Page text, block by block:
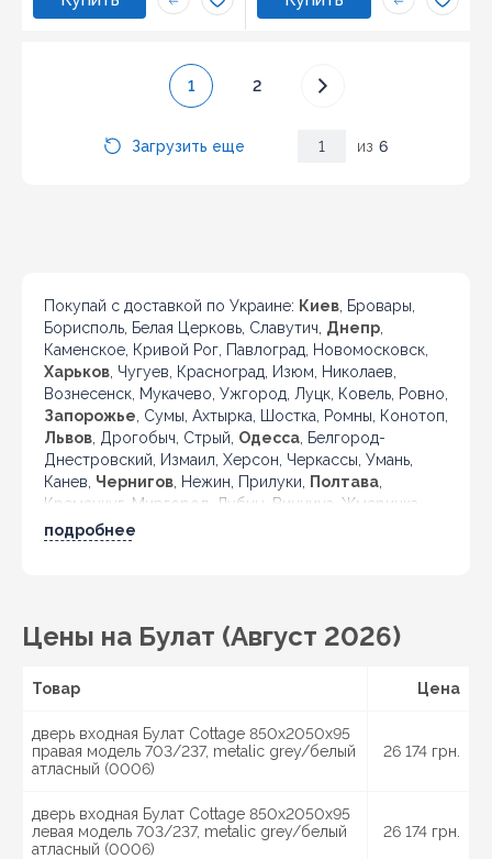
Загрузить еще
1 2
1 из 6
Покупай с доставкой по Украине: Киев , Бровары,
Борисполь, Белая Церковь, Славутич, Днепр
Каменское, Кривой Рог, Павлоград, Новомосковск,
Харьков , Чугуев, Красноград, Изюм, Николаев,
Вознесенск, Мукачево, Ужгород, Луцк, Ковель, Ровно,
Запорожье , Сумы, Ахтырка, Шостка, Ромны, Конотоп,
Львов , Дрогобыч, Стрый, Одесса , Белгород-
Днестровский, Измаил, Херсон, Черкассы, Умань,
Канев, Чернигов , Нежин, Прилуки, Полтава
Кременчуг, Миргород, Лубны, Винница, Жмеринка,
Гайсин, Бердичев, Житомир, Новоград-Волынский,
подробнее
Цены на Булат (Август 2026)
Товар Цена
дверь входная Булат Cottage 850x2050x95
правая модель 703/237, metalic grey/белый
атласный (0006)
26 174 грн.
дверь входная Булат Cottage 850x2050x95
левая модель 703/237, metalic grey/белый
атласный (0006)
26 174 грн.